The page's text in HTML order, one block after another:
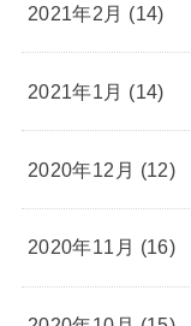
2021年2月 (14)
2021年1月 (14)
2020年12月 (12)
2020年11月 (16)